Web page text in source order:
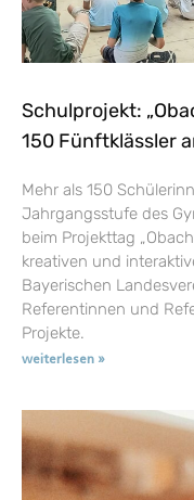
Schulprojekt:
150 Fünftklässler
Mehr als 150
Jahrgangsstufe des
beim Projekttag
kreativen und
Bayerischen
Referentinnen und
Projekte.
weiterlesen »